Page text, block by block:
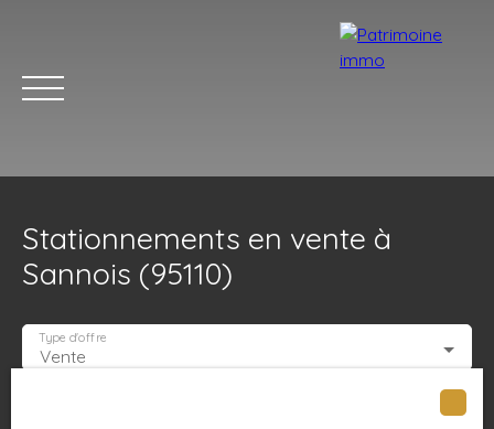
BLOG
Stationnements en vente à
Sannois (95110)
Vente
Type d'offre